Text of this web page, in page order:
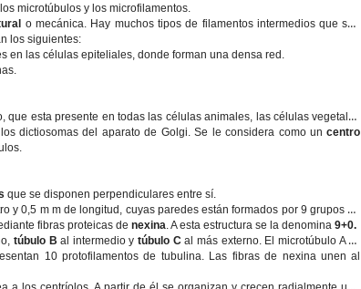
microtúbulos y los microfilamentos.
o mecánica. Hay muchos tipos de filamentos intermedios que son
los siguientes:
en las células epiteliales, donde forman una densa red.
que esta presente en todas las células animales, las células vegetales
dictiosomas del aparato de Golgi. Se le considera como uncentro
que se disponen perpendiculares entre sí.
y 0,5 m m de longitud, cuyas paredes están formados por 9 grupos de
fibras proteicas de nexina. A esta estructura se la denomina 9+0.
túbulo B al intermedio ytúbulo Cal más externo. El microtúbulo A es
10 protofilamentos de tubulina. Las fibras de nexina unen al